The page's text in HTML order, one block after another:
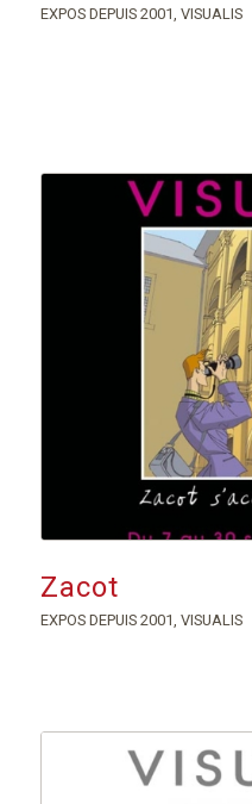
EXPOS DEPUIS 2001, VISUALIS
Zacot
EXPOS DEPUIS 2001 VISUALIS